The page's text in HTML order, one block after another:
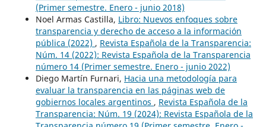
(Primer semestre. Enero - junio 2018)
Noel Armas Castilla, Libro: Nuevos enfoques sobre
transparencia y derecho de acceso a la información
pública (2022) , Revista Española de la Transparencia:
Núm. 14 (2022): Revista Española de la Transparencia
número 14 (Primer semestre. Enero - junio 2022)
Diego Martín Furnari, Hacia una metodología para
evaluar la transparencia en las páginas web de
gobiernos locales argentinos , Revista Española de la
Transparencia: Núm. 19 (2024): Revista Española de la